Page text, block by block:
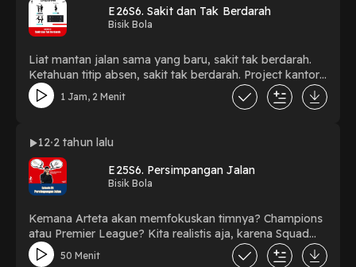
E26S6. Sakit dan Tak Berdarah
Bisik Bola
Liat mantan jalan sama yang baru, sakit tak berdarah.
Ketahuan titip absen, sakit tak berdarah. Project kantor
dicancel, sakit tak berdarah. Kepeleset bareng Arsenal,
sakit tak berdarah. Gugur karena penalty, sakit tak
Jadi fans MU, sakit.
1 Jam, 2 Menit
12 2 tahun lalu
E25S6. Persimpangan Jalan
Bisik Bola
Kemana Arteta akan memfokuskan timnya? Champions
atau Premier League? Kita realistis aja, karena Squad
Arsenal gak cukup kalo mau maruk titel, walaupun kalo
50 Menit